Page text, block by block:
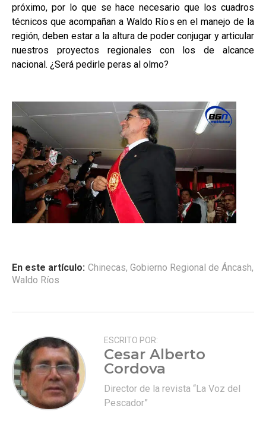
próximo, por lo que se hace necesario que los cuadros
técnicos que acompañan a Waldo Ríos en el manejo de la
región, deben estar a la altura de poder conjugar y articular
nuestros proyectos regionales con los de alcance
nacional. ¿Será pedirle peras al olmo?
En este artículo: Chinecas, Gobierno Regional de Áncash,
Waldo Ríos
ESCRITO POR:
Cesar Alberto
Cordova
Director de la revista “La Voz del
Pescador”